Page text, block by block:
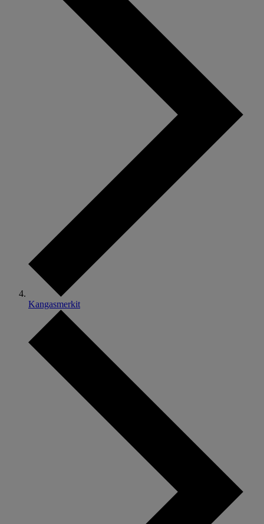
Kangasmerkit